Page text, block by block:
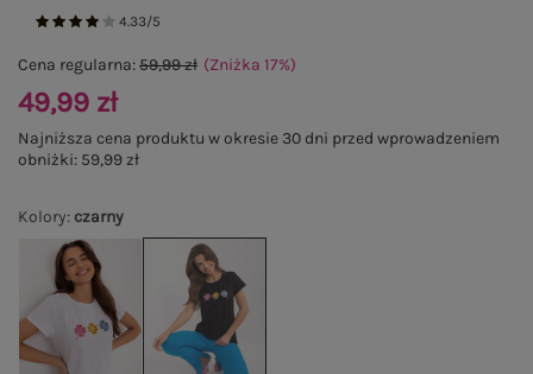
4.33/5
Kolory: czarny
Cena regularna:59,99 zł (Zniżka 17%)
49,99 zł
Najniższa cena produktu w okresie 30 dni przed wprowadzeniem
obniżki: 59,99 zł